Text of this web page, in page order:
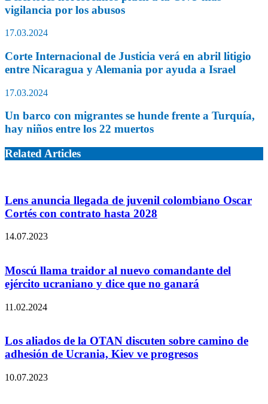
vigilancia por los abusos
17.03.2024
Corte Internacional de Justicia verá en abril litigio
entre Nicaragua y Alemania por ayuda a Israel
17.03.2024
Un barco con migrantes se hunde frente a Turquía,
hay niños entre los 22 muertos
Related Articles
Lens anuncia llegada de juvenil colombiano Oscar
Cortés con contrato hasta 2028
14.07.2023
Moscú llama traidor al nuevo comandante del
ejército ucraniano y dice que no ganará
11.02.2024
Los aliados de la OTAN discuten sobre camino de
adhesión de Ucrania, Kiev ve progresos
10.07.2023